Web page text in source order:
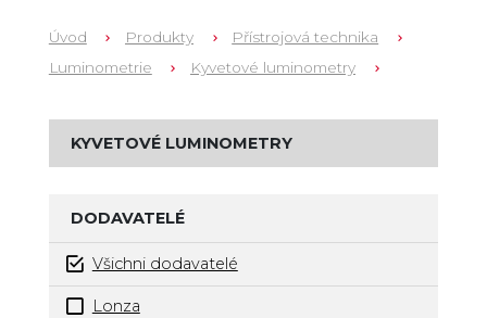
Úvod Produkty
Přístrojová technika
Luminometrie
Kyvetové luminometry
KYVETOVÉ LUMINOMETRY
DODAVATELÉ
Všichni dodavatelé
Lonza